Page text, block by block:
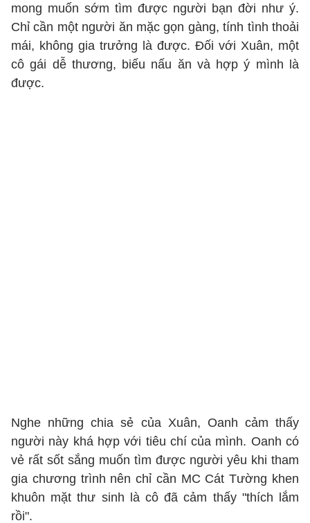
mong muốn sớm tìm được người bạn đời như ý.
Chỉ cần một người ăn mặc gọn gàng, tính tình thoải
mái, không gia trưởng là được. Đối với Xuân, một
cô gái dễ thương, biếu nấu ăn và hợp ý mình là
được.
Nghe những chia sẻ của Xuân, Oanh cảm thấy
người này khá hợp với tiêu chí của mình. Oanh có
vẻ rất sốt sắng muốn tìm được người yêu khi tham
gia chương trình nên chỉ cần MC Cát Tường khen
khuôn mặt thư sinh là cô đã cảm thấy "thích lắm
rồi".